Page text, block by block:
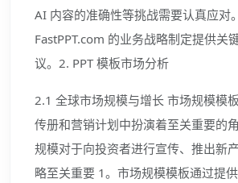
AI 内容的准确性等挑战需要认真应对
FastPPT.com 的业务战略制定提供关
议。2. PPT 模板市场分析
2.1 全球市场规模与增长 市场规模模
传册和营销计划中扮演着至关重要的
规模对于向投资者进行宣传、推出新
略至关重要 1。市场规模模板通过提